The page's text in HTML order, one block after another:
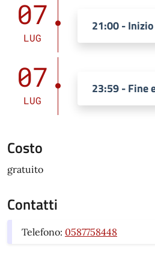
07
LUG
21:00 -
07
LUG
23:59 - Fine
Costo
gratuito
Contatti
Telefono: 0587758448